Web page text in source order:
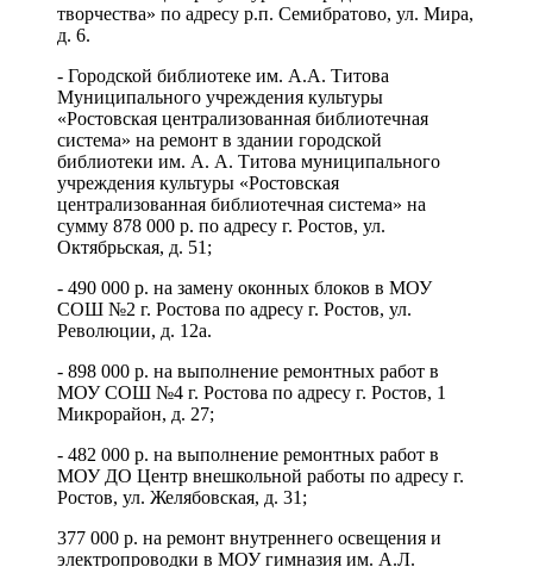
творчества» по адресу р.п. Семибратово, ул. Мира,
д. 6.
- Городской библиотеке им. А.А. Титова
Муниципального учреждения культуры
«Ростовская централизованная библиотечная
система» на ремонт в здании городской
библиотеки им. А. А. Титова муниципального
учреждения культуры «Ростовская
централизованная библиотечная система» на
сумму 878 000 р. по адресу г. Ростов, ул.
Октябрьская, д. 51;
- 490 000 р. на замену оконных блоков в МОУ
СОШ №2 г. Ростова по адресу г. Ростов, ул.
Революции, д. 12а.
- 898 000 р. на выполнение ремонтных работ в
МОУ СОШ №4 г. Ростова по адресу г. Ростов, 1
Микрорайон, д. 27;
- 482 000 р. на выполнение ремонтных работ в
МОУ ДО Центр внешкольной работы по адресу г.
Ростов, ул. Желябовская, д. 31;
377 000 р. на ремонт внутреннего освещения и
электропроводки в МОУ гимназия им. А.Л.